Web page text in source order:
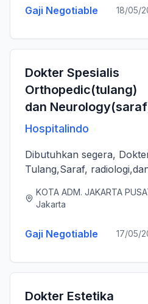
Gaji Negotiable 18/05/
Dokter Spesialis
Orthopedic(tulang)
dan
Hospitalindo
Dibutuhkan segera,
Tulang,Saraf,
ramah dan berjiwa sosial.
KOTA ADM. JAKARTA
Jakarta
Gaji Negotiable 17/05/
Dokter Estetika